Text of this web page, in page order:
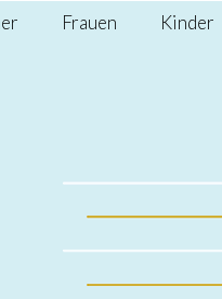
Frauen Kinder